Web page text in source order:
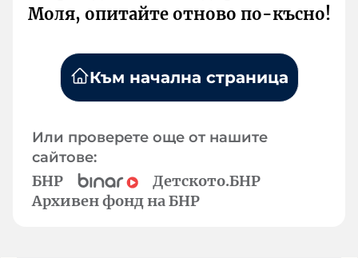
Моля, опитайте отново по-късно!
Към начална страница
Или проверете още от нашите
сайтове:
БНР
Детското.БНР
Архивен фонд на БНР